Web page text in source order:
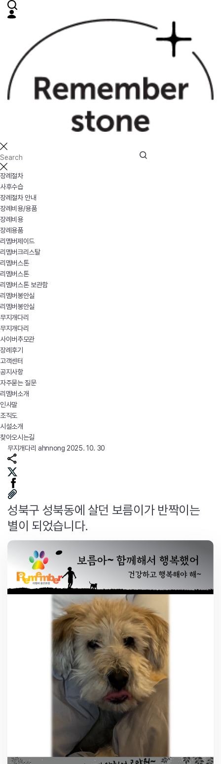
장례절차
사후수습
장례절차 안내
장례비용/용품
장례비용
장례용품
리멤버제이드
리멤버크리스탈
리멤버스톤
리멤버스톤
리멤버스톤 보관함
리멤버봉안실
리멤버봉안실
무지개다리
무지개다리
사이버추모관
장례후기
고객센터
공지사항
자주묻는 질문
리멤버소개
인사말
조직도
시설소개
찾아오시는길
무지개다리 ahnnong 2025. 10. 30
성북구 성북동에 살던 보름이가 반짝이는
별이 되었습니다.